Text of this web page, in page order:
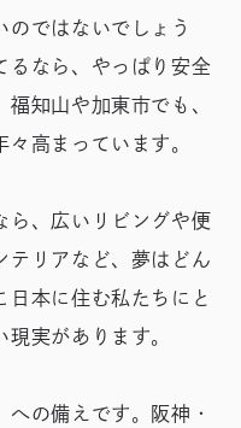
のではないでしょう
るなら、やっぱり安全
知山や加東市でも、
高まっています。
ら、広いリビングや便
テリアなど、夢はどん
日本に住む私たちにと
実があります。
の備えです。阪神・